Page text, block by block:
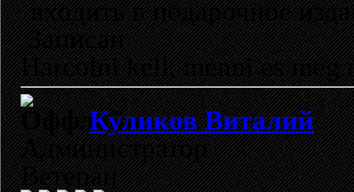
входить в подарочное
Записан
Harcolni kell, menni es meg
Куликов Виталий
Администратор
Ветеран